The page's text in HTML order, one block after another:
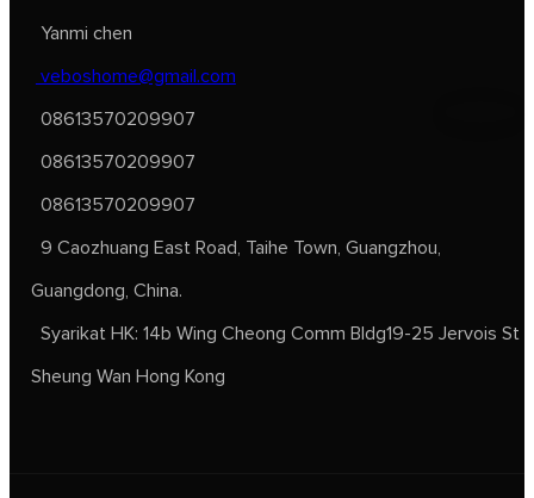
Yanmi chen
veboshome@gmail.com
08613570209907
08613570209907
08613570209907
9 Caozhuang East Road, Taihe Town, Guangzhou,
Guangdong, China.
Syarikat HK: 14b Wing Cheong Comm Bldg19-25 Jervois St
Sheung Wan Hong Kong